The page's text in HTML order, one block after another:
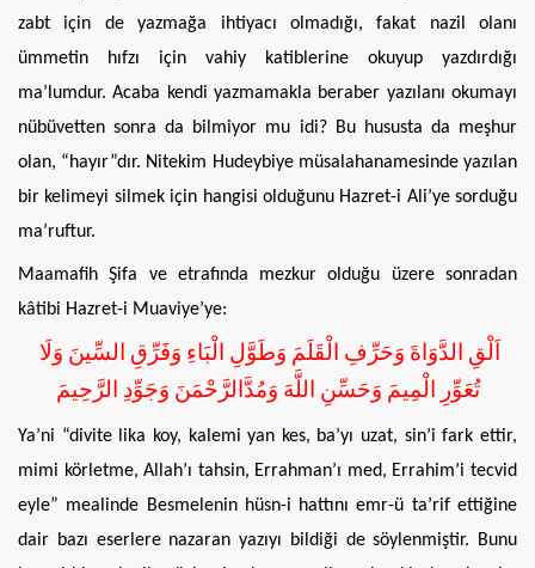
zabt için de yazmağa ihtiyacı olmadığı, fakat nazil olanı
ümmetin hıfzı için vahiy katiblerine okuyup yazdırdığı
ma’lumdur. Acaba kendi yazmamakla beraber yazılanı okumayı
nübüvetten sonra da bilmiyor mu idi? Bu hususta da meşhur
olan, “hayır”dır. Nitekim Hudeybiye müsalahanamesinde yazılan
bir kelimeyi silmek için hangisi olduğunu Hazret-i Ali’ye sorduğu
ma’ruftur.
Maamafih Şifa ve etrafında mezkur olduğu üzere sonradan
kâtibi Hazret-i Muaviye’ye:
اَلْقِ الدَّوَاةَ وَحَرِّفِ الْقَلَمَ وَطَوَّلِ الْبَاءِ وَفَرِّقِ السِّينَ وَلَا
تُعَوِّرِ الْمِيمَ وَحَسِّنِ اللَّهَ وَمُدَّالرَّحْمَنَ وَجَوِّدِ الرَّحِيمَ
Ya’ni “divite lika koy, kalemi yan kes, ba’yı uzat, sin’i fark ettir,
mimi körletme, Allah’ı tahsin, Errahman’ı med, Errahim’i tecvid
eyle” mealinde Besmelenin hüsn-i hattını emr-ü ta’rif ettiğine
dair bazı eserlere nazaran yazıyı bildiği de söylenmiştir. Bunu